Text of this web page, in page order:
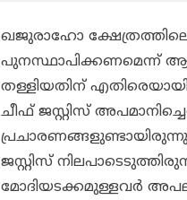
ഖജുരാഹോ
പുനസ്ഥാപിക്കണമെന്ന്
തള്ളിയതിന്
ചീഫ് ജസ്റ്റിസ്
ജസ്റ്റിസ്
മോദിയടക്കമുള്ളവര്‍